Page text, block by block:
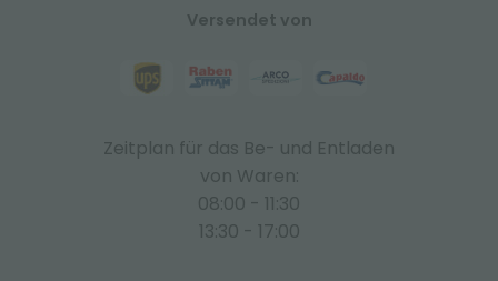
Versendet von
Zeitplan für das Be- und Entladen
von Waren:
08:00 - 11:30
13:30 - 17:00